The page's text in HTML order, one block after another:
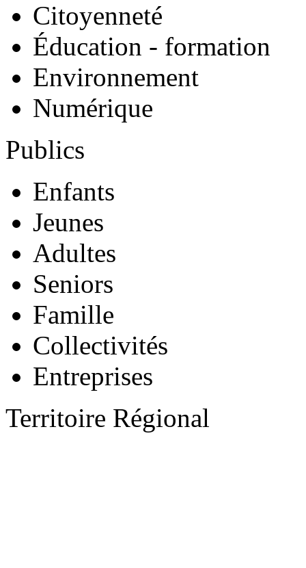
Citoyenneté
Éducation - formation
Environnement
Numérique
Publics
Enfants
Jeunes
Adultes
Seniors
Famille
Collectivités
Entreprises
Territoire Régional